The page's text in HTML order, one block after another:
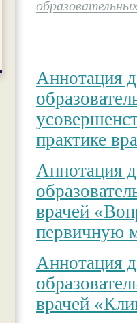
Аннотация
практике
Аннотация
врачей
первичную
Аннотация
врачей